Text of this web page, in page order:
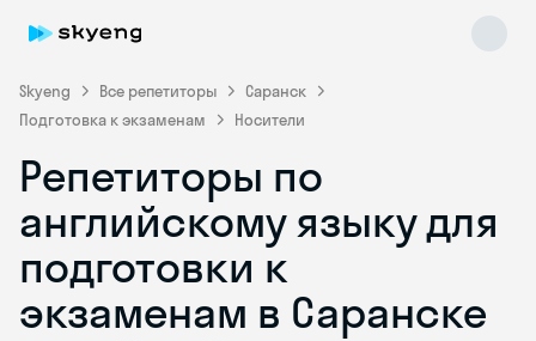
Skyeng Все репетиторы
Саранск
Подготовка к экзаменам
Носители
Репетиторы по
английскому языку для
подготовки к
экзаменам в Саранске
Skyeng Chat